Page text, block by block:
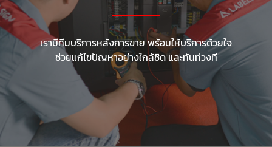
เรามีทีมบริการหลังการขาย พร้อมให้บริการด้วยใจ
ช่วยแก้ไขปัญหาอย่างใกล้ชิด และทันท่วงที